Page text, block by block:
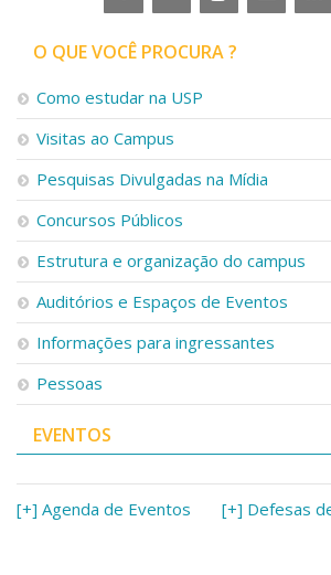
O QUE VOCÊ PROCURA ?
Como estudar na USP
Visitas ao Campus
Pesquisas Divulgadas na Mídia
Concursos Públicos
Estrutura e organização do campus
Auditórios e Espaços de Eventos
Informações para ingressantes
Pessoas
EVENTOS
[+] Agenda de Eventos [+] Defesas